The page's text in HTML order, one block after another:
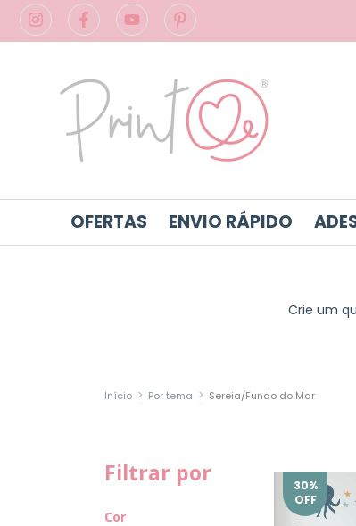
OFERTAS ENVIO RÁPIDO
Crie um
Início > Por tema > Sereia/Fundo do Mar
Filtrar por
Cor
30%
OFF